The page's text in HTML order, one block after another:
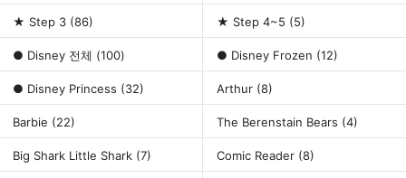
★ Step 3 (86) ★ Step 4~5 (5)
● Disney 전체 (100) ● Disney Frozen (12)
● Disney Princess (32) Arthur (8)
Barbie (22) The Berenstain Bears (4)
Big Shark Little Shark (7) Comic Reader (8)